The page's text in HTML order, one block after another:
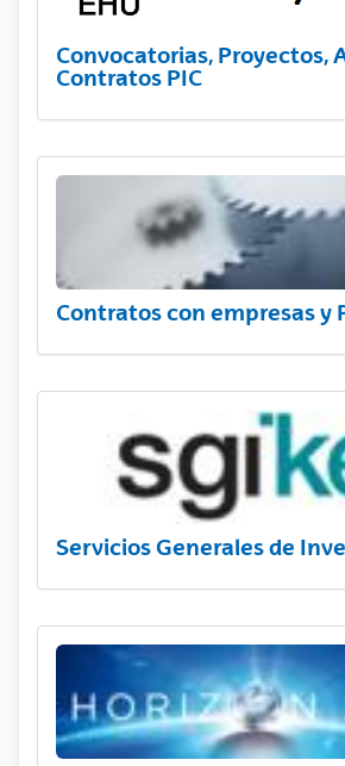
Convocatorias, Proyectos,
Contratos PIC
Contratos con empresas y
Servicios Generales de